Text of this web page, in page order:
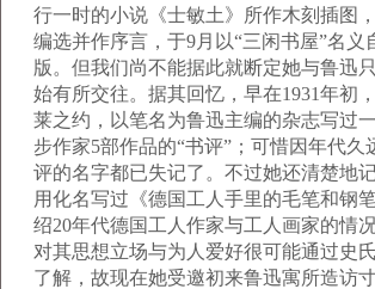
行一时的小说《士敏土》所作木刻插图
编选并作序言，于9月以“三闲书屋”名义
版。但我们尚不能据此就断定她与鲁迅
始有所交往。据其回忆，早在1931年初
莱之约，以笔名为鲁迅主编的杂志写过
步作家5部作品的“书评”；可惜因年代久
评的名字都已失记了。不过她还清楚地
用化名写过《德国工人手里的毛笔和钢
绍20年代德国工人作家与工人画家的情
对其思想立场与为人爱好很可能通过史
了解，故现在她受邀初来鲁迅寓所造访